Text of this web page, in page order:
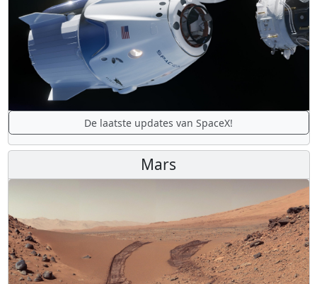
De laatste updates van SpaceX!
Mars